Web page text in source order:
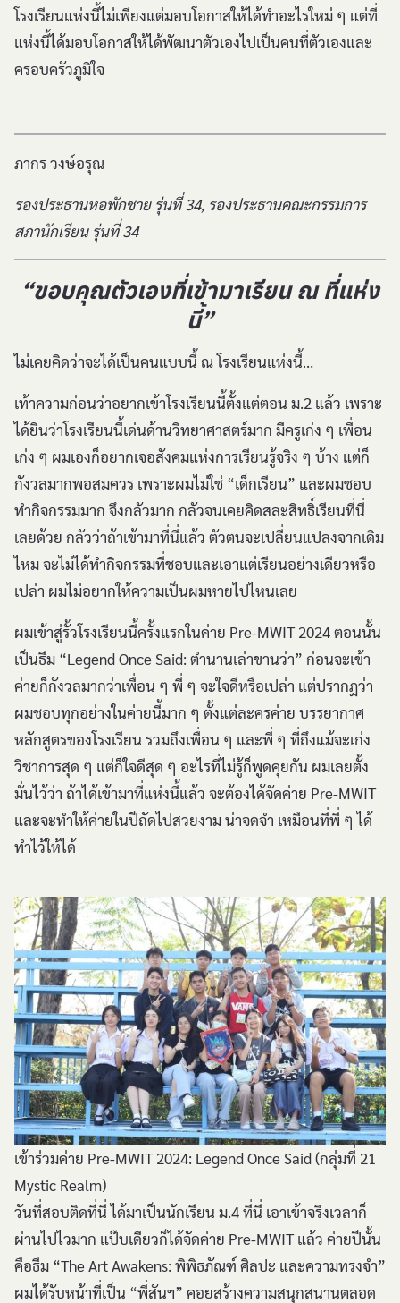
โรงเรียนแห่งนี้ไม่เพียงแต่มอบโอกาสให้ได้ทำอะไรใหม่ ๆ แต่ที่
แห่งนี้ได้มอบโอกาสให้ได้พัฒนาตัวเองไปเป็นคนที่ตัวเองและ
ครอบครัวภูมิใจ
ภากร วงษ์อรุณ
รองประธานหอพักชาย รุ่นที่ 34, รองประธานคณะกรรมการ
สภานักเรียน รุ่นที่ 34
“ขอบคุณตัวเองที่เข้ามาเรียน ณ ที่แห่ง
นี้”
ไม่เคยคิดว่าจะได้เป็นคนแบบนี้ ณ โรงเรียนแห่งนี้…
เท้าความก่อนว่าอยากเข้าโรงเรียนนี้ตั้งแต่ตอน ม.2 แล้ว เพราะ
ได้ยินว่าโรงเรียนนี้เด่นด้านวิทยาศาสตร์มาก มีครูเก่ง ๆ เพื่อน
เก่ง ๆ ผมเองก็อยากเจอสังคมแห่งการเรียนรู้จริง ๆ บ้าง แต่ก็
กังวลมากพอสมควร เพราะผมไม่ใช่ “เด็กเรียน” และผมชอบ
ทำกิจกรรมมาก จึงกลัวมาก กลัวจนเคยคิดสละสิทธิ์เรียนที่นี่
เลยด้วย กลัวว่าถ้าเข้ามาที่นี่แล้ว ตัวตนจะเปลี่ยนแปลงจากเดิม
ไหม จะไม่ได้ทำกิจกรรมที่ชอบและเอาแต่เรียนอย่างเดียวหรือ
เปล่า ผมไม่อยากให้ความเป็นผมหายไปไหนเลย
ผมเข้าสู่รั้วโรงเรียนนี้ครั้งแรกในค่าย Pre-MWIT 2024 ตอนนั้น
เป็นธีม “Legend Once Said: ตำนานเล่าขานว่า” ก่อนจะเข้า
ค่ายก็กังวลมากว่าเพื่อน ๆ พี่ ๆ จะใจดีหรือเปล่า แต่ปรากฏว่า
ผมชอบทุกอย่างในค่ายนี้มาก ๆ ตั้งแต่ละครค่าย บรรยากาศ
หลักสูตรของโรงเรียน รวมถึงเพื่อน ๆ และพี่ ๆ ที่ถึงแม้จะเก่ง
วิชาการสุด ๆ แต่ก็ใจดีสุด ๆ อะไรที่ไม่รู้ก็พูดคุยกัน ผมเลยตั้ง
มั่นไว้ว่า ถ้าได้เข้ามาที่แห่งนี้แล้ว จะต้องได้จัดค่าย Pre-MWIT
และจะทำให้ค่ายในปีถัดไปสวยงาม น่าจดจำ เหมือนที่พี่ ๆ ได้
ทำไว้ให้ได้
เข้าร่วมค่าย Pre-MWIT 2024: Legend Once Said (กลุ่มที่ 21
Mystic Realm)
วันที่สอบติดที่นี่ ได้มาเป็นนักเรียน ม.4 ที่นี่ เอาเข้าจริงเวลาก็
ผ่านไปไวมาก แป๊บเดียวก็ได้จัดค่าย Pre-MWIT แล้ว ค่ายปีนั้น
คือธีม “The Art Awakens: พิพิธภัณฑ์ ศิลปะ และความทรงจำ”
ผมได้รับหน้าที่เป็น “พี่สันฯ” คอยสร้างความสนุกสนานตลอด